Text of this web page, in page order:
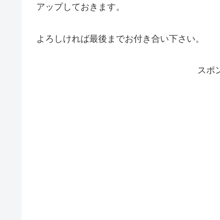
アップしておきます。
よろしければ最後までお付き合い下さい。
スポ